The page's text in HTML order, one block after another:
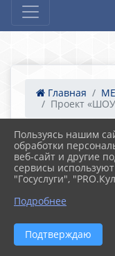
Главная
Проект
07.10.2023 13:34
Пользуясь нашим
обработки
веб-сайт и другие
сервисы
"Госуслуги",
Подробнее
Подтверждаю